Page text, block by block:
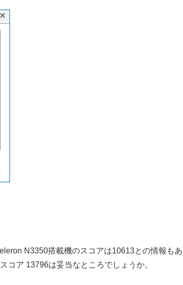
N3350搭載機のスコアは10613との情報もあ
コア 13796は妥当なところでしょうか。